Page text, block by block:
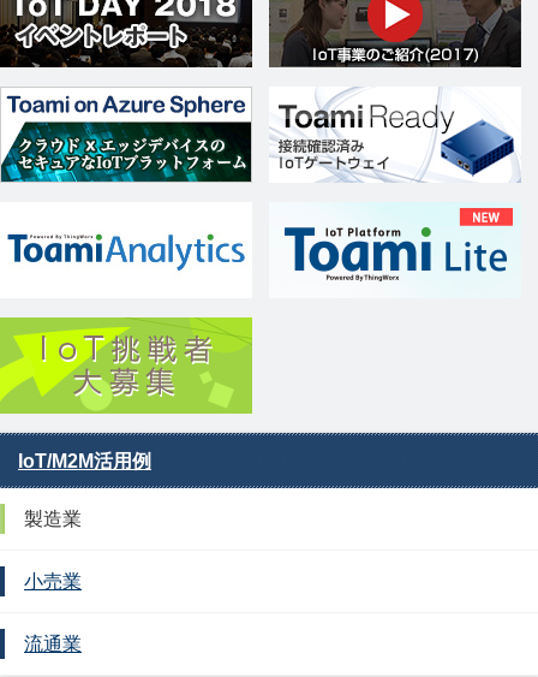
IoT/M2M活用例
製造業
小売業
流通業